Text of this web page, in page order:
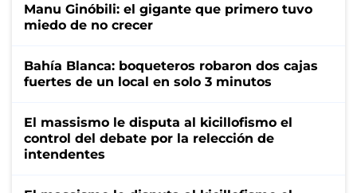
Manu Ginóbili: el gigante que primero tuvo
miedo de no crecer
Bahía Blanca: boqueteros robaron dos cajas
fuertes de un local en solo 3 minutos
El massismo le disputa al kicillofismo el
control del debate por la relección de
intendentes